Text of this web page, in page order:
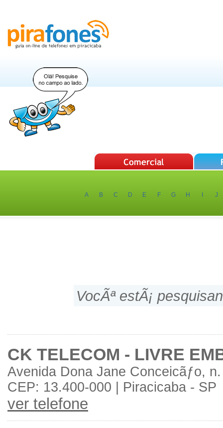
A B C D E F G H J
VocÃª estÃ¡
CK TELECOM - LIVRE
Avenida Dona Jane Conceicãƒo,
CEP: 13.400-000 | Piracicaba - SP
ver telefone